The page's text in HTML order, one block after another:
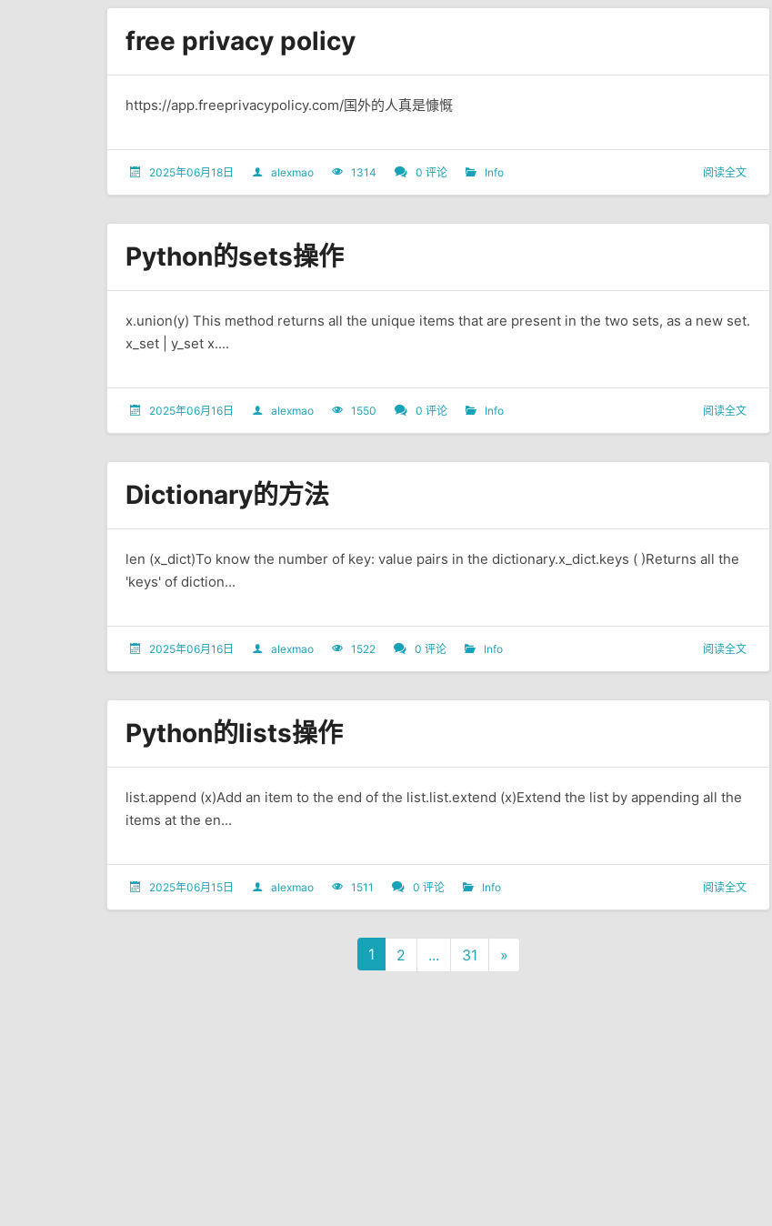
free privacy policy
https://app.freeprivacypolicy.com/国外的人真是慷慨
2025年06月18日 alexmao 1314 0 评论 Info 阅读全文
Python的sets操作
x.union(y) This method returns all the unique items that are present in the two sets, as a new set.
x_set | y_set x....
2025年06月16日 alexmao 1550 0 评论 Info 阅读全文
Dictionary的方法
len (x_dict)To know the number of key: value pairs in the dictionary.x_dict.keys ( )Returns all the
'keys' of diction...
2025年06月16日 alexmao 1522 0 评论 Info 阅读全文
Python的lists操作
list.append (x)Add an item to the end of the list.list.extend (x)Extend the list by appending all the
items at the en...
2025年06月15日 alexmao 1511 0 评论 Info 阅读全文
1 2 ... 31 »